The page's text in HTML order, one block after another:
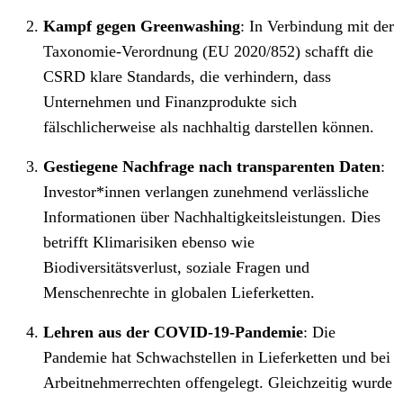
Kampf gegen Greenwashing: In Verbindung mit der
Taxonomie-Verordnung (EU 2020/852) schafft die
CSRD klare Standards, die verhindern, dass
Unternehmen und Finanzprodukte sich
fälschlicherweise als nachhaltig darstellen können.
Gestiegene Nachfrage nach transparenten Daten:
Investor*innen verlangen zunehmend verlässliche
Informationen über Nachhaltigkeitsleistungen. Dies
betrifft Klimarisiken ebenso wie
Biodiversitätsverlust, soziale Fragen und
Menschenrechte in globalen Lieferketten.
Lehren aus der COVID-19-Pandemie: Die
Pandemie hat Schwachstellen in Lieferketten und bei
Arbeitnehmerrechten offengelegt. Gleichzeitig wurde